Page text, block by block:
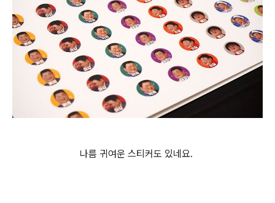
나름 귀여운 스티커도 있네요.